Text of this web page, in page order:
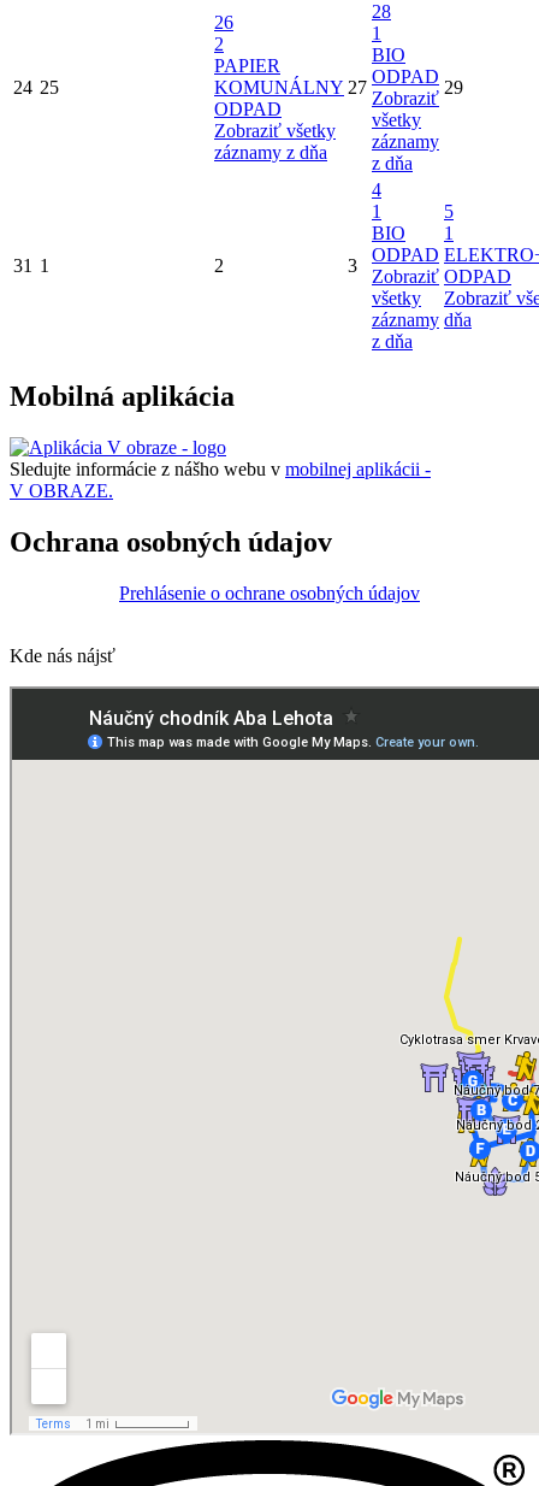
24 25
26
2
PAPIER
KOMUNÁLNY
ODPAD
Zobraziť všetky
záznamy z dňa
27
28
1
BIO
ODPAD
Zobraziť
všetky
záznamy
z dňa
29
31 1 2 3
4
1
BIO
ODPAD
Zobraziť
všetky
záznamy
z dňa
5
1
ODPAD
Zobraziť
dňa
Mobilná aplikácia
Sledujte informácie z nášho webu v mobilnej aplikácii -
V OBRAZE.
Ochrana osobných údajov
Prehlásenie o ochrane osobných údajov
Kde nás nájsť